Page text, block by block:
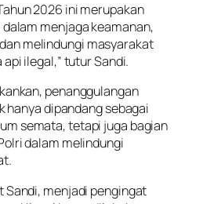
2026 ini merupakan
menjaga keamanan,
melindungi masyarakat
ilegal,” tutur Sandi.
penanggulangan
hanya dipandang sebagai
semata, tetapi juga bagian
dalam melindungi
Sandi, menjadi pengingat